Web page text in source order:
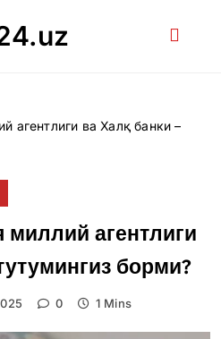
агентлиги ва Халқ банки –
агентлиги
борми?
0 1 Mins